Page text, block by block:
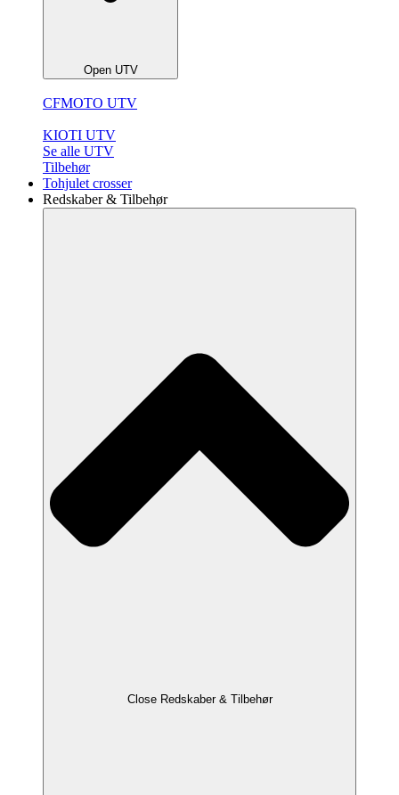
Open UTV
CFMOTO UTV
KIOTI UTV
Se alle UTV
Tilbehør
Tohjulet crosser
Redskaber & Tilbehør
Close Redskaber & Tilbehør